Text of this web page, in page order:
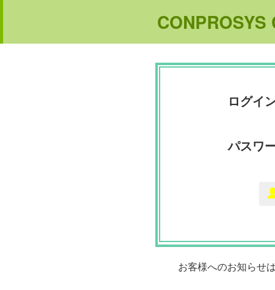
ログイ
パスワ
お客様へのお知らせ